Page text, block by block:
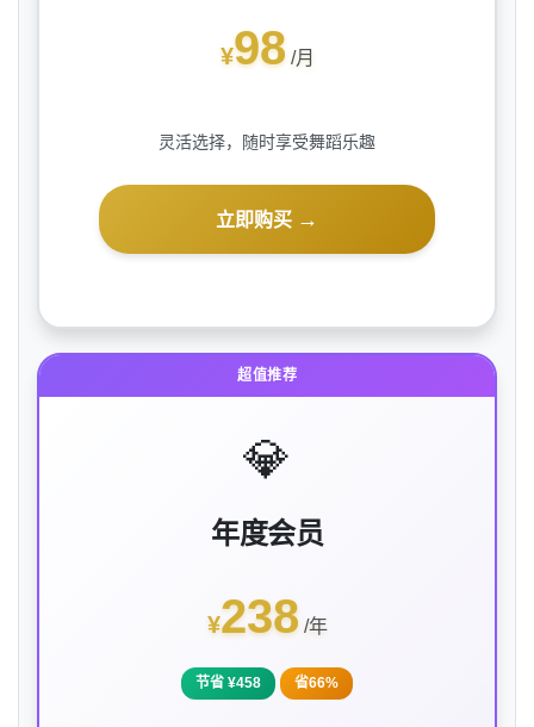
¥98 /月
灵活选择，随时享受舞蹈乐趣
立即购买 →
超值推荐
💎
年度会员
¥238 /年
节省 ¥458 省66%